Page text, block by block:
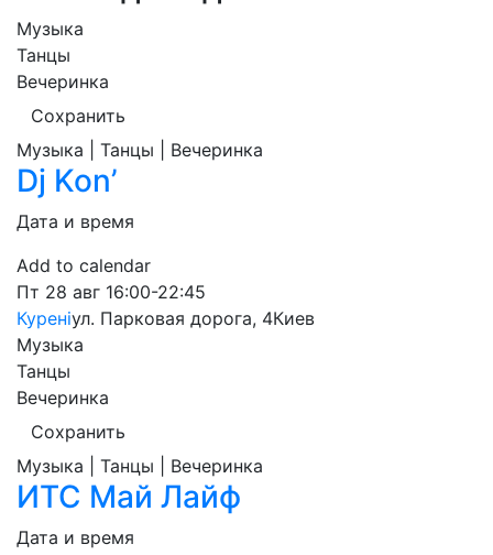
Музыка
Танцы
Вечеринка
Сохранить
Музыка | Танцы | Вечеринка
Dj Kon’
Дата и время
Add to calendar
Пт 28 авг 16:00-22:45
Куреніул. Парковая дорога, 4Киев
Музыка
Танцы
Вечеринка
Сохранить
Музыка | Танцы | Вечеринка
ИТС Май Лайф
Дата и время